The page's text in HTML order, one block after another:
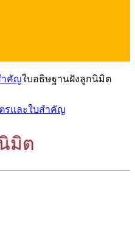
ำคัญใบอธิษฐานฝังลูกนิมิต
รและใบสำคัญ
มิต